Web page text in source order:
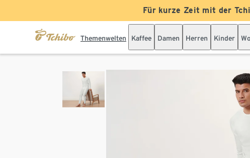
Für kurze Zeit mit der
Themenwelten Kaffee Damen Herren Kinder